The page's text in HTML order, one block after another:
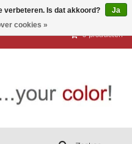
0 producten
verbeteren. Is dat akkoord?
Ja
cookies »